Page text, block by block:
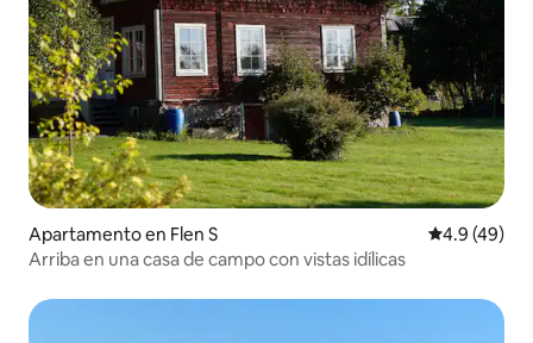
Apartamento en Flen S Calificación
4.9 (49)
Arriba en una casa de campo con vistas idílicas